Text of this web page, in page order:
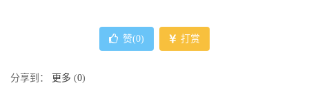
赞(0) 打赏
分享到： 更多 (0)